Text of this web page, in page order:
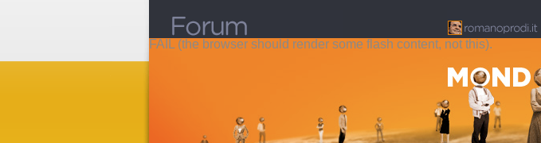
FAIL (the browser should render some flash content, not this).